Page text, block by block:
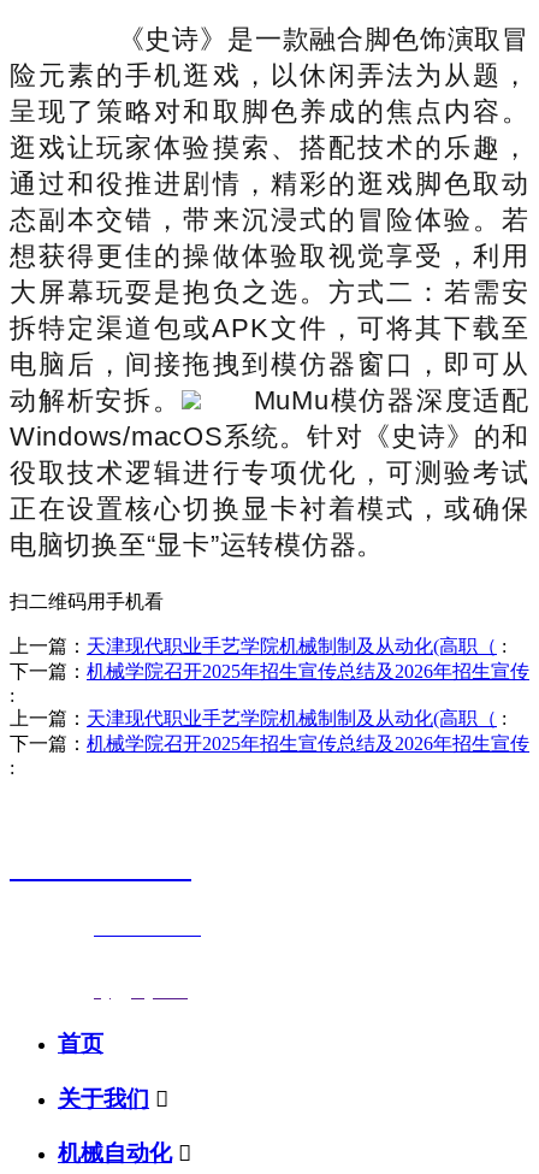
《史诗》是一款融合脚色饰演取冒
险元素的手机逛戏，以休闲弄法为从题，
呈现了策略对和取脚色养成的焦点内容。
逛戏让玩家体验摸索、搭配技术的乐趣，
通过和役推进剧情，精彩的逛戏脚色取动
态副本交错，带来沉浸式的冒险体验。若
想获得更佳的操做体验取视觉享受，利用
大屏幕玩耍是抱负之选。方式二：若需安
拆特定渠道包或APK文件，可将其下载至
电脑后，间接拖拽到模仿器窗口，即可从
动解析安拆。
MuMu模仿器深度适配
Windows/macOS系统。针对《史诗》的和
役取技术逻辑进行专项优化，可测验考试
正在设置核心切换显卡衬着模式，或确保
电脑切换至“显卡”运转模仿器。
扫二维码用手机看
上一篇： 天津现代职业手艺学院机械制制及从动化(高职（ :
下一篇： 机械学院召开2025年招生宣传总结及2026年招生宣传
:
上一篇： 天津现代职业手艺学院机械制制及从动化(高职（ :
下一篇： 机械学院召开2025年招生宣传总结及2026年招生宣传
:
首页
关于我们 
机械自动化 